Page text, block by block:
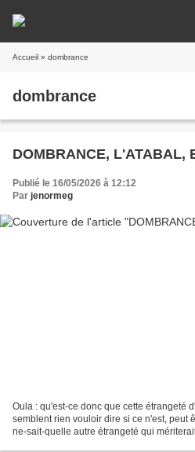
Accueil » dombrance
dombrance
DOMBRANCE, L'ATABAL,
Publié le 16/05/2026 à 12:12
Par jenormeg
Oula : qu'est-ce donc que cette étrangeté
semblent rien vouloir dire si ce n'est, peut
ne-sait-quelle autre étrangeté qui